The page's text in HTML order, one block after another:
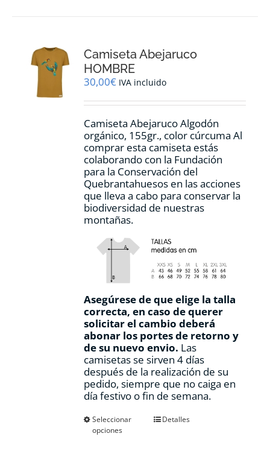
se
elegir
la
de
producto
Camiseta Abejaruco
HOMBRE
30,00€ IVA incluido
Camiseta Abejaruco Algodón
orgánico, 155gr., color cúrcuma Al
comprar esta camiseta estás
colaborando con la Fundación
para la Conservación del
Quebrantahuesos en las acciones
que lleva a cabo para conservar la
biodiversidad de nuestras
montañas.
Asegúrese de que elige la talla
correcta, en caso de querer
solicitar el cambio deberá
abonar los portes de retorno y
de su nuevo envio. Las
camisetas se sirven 4 días
después de la realización de su
pedido, siempre que no caiga en
día festivo o fin de semana.
Seleccionar
opciones
EsteDetalles